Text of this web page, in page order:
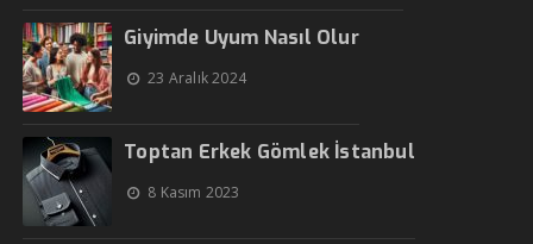
Giyimde Uyum Nasıl Olur
23 Aralık 2024
Toptan Erkek Gömlek İstanbul
8 Kasım 2023